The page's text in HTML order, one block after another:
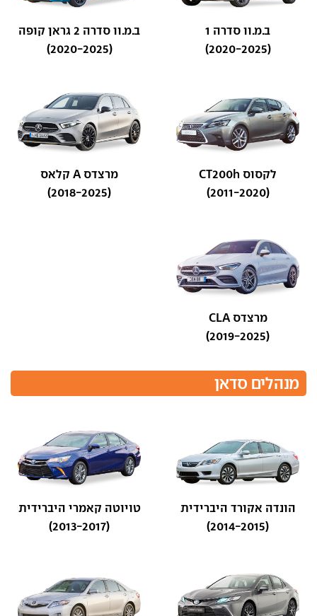
ב.מ.וו סדרה 1
(2020-2025)
ב.מ.וו סדרה 2 גראן קופה
(2020-2025)
לקסוס CT200h
(2011-2020)
מרצדס A קלאס
(2018-2025)
מרצדס CLA
(2019-2025)
מנהלים סדאן
הונדה אקורד היברידית
(2014-2015)
טויוטה קאמרי היברידית
(2013-2017)